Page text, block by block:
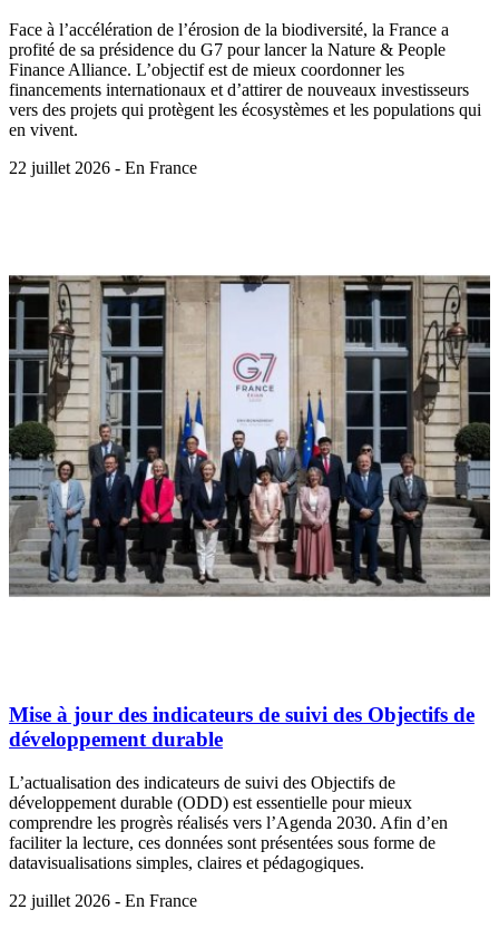
Face à l’accélération de l’érosion de la biodiversité, la France a
profité de sa présidence du G7 pour lancer la Nature & People
Finance Alliance. L’objectif est de mieux coordonner les
financements internationaux et d’attirer de nouveaux investisseurs
vers des projets qui protègent les écosystèmes et les populations qui
en vivent.
22 juillet 2026 - En France
Mise à jour des indicateurs de suivi des Objectifs de
développement durable
L’actualisation des indicateurs de suivi des Objectifs de
développement durable (ODD) est essentielle pour mieux
comprendre les progrès réalisés vers l’Agenda 2030. Afin d’en
faciliter la lecture, ces données sont présentées sous forme de
datavisualisations simples, claires et pédagogiques.
22 juillet 2026 - En France